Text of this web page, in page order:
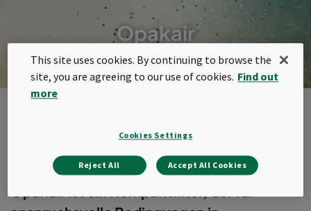
Opakair
Produkte
Opakair
This site uses cookies. By continuing to browse the
site, you are agreeing to our use of cookies. Find out
more
Cookies Settings
Reject All Accept All Cookies